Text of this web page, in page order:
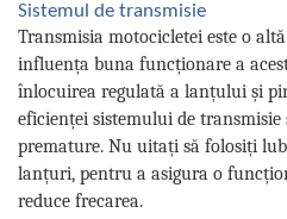
Sistemul de transmisie
Transmisia motocicletei este o
influența buna funcționare a
înlocuirea regulată a lanțului și
eficienței sistemului de
premature. Nu uitați să folosiți
lanțuri, pentru a asigura o
reduce frecarea.